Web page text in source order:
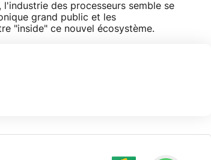
des processeurs semble se
grand public et les
"inside" ce nouvel écosystème.